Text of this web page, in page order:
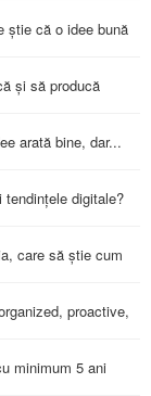
știe că o idee bună
și să producă
arată bine, dar...
digitale?
care să știe cum
proactive,
minimum 5 ani